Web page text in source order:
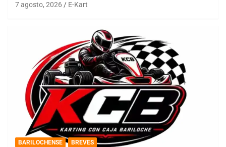
7 agosto, 2026 E-Kart
BARILOCHENSE BREVES